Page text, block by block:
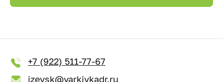
+7 (922) 511-77-67
izevsk@yarkiykadr.ru